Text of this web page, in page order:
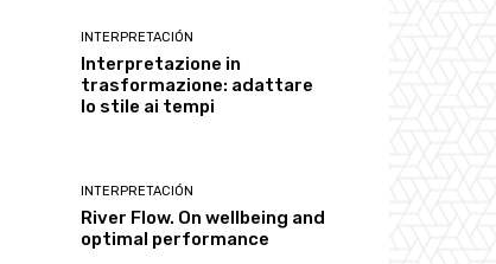
INTERPRETACIÓN
Interpretazione in
trasformazione: adattare
lo stile ai tempi
INTERPRETACIÓN
River Flow. On wellbeing and
optimal performance